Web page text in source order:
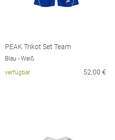
PEAK Trikot Set Team
Blau - Weiß
verfügbar
52,00 €